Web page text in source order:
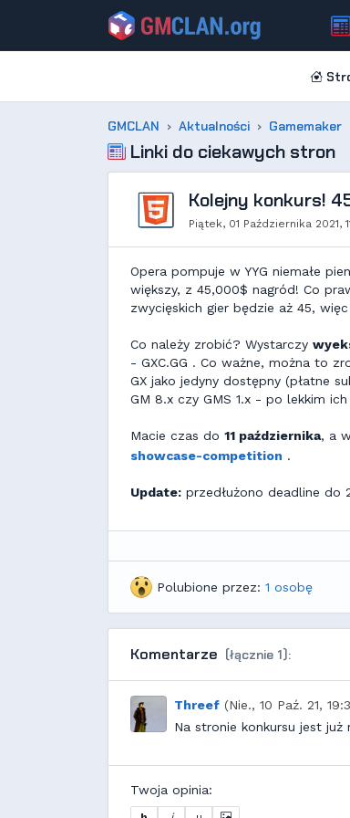
GMCLAN Aktualności Gamemaker
Linki do ciekawych stron
Kolejny konkurs!
Piątek, 01 Października 2021,
Opera pompuje w YYG niemałe
większy, z 45,000$ nagród! Co
zwycięskich gier będzie aż 45,
Co należy zrobić? Wystarczy
- GXC.GG . Co ważne, można to
GX jako jedyny dostępny (płatne
GM 8.x czy GMS 1.x - po lekkim
Macie czas do 11 października, a
showcase-competition .
Update: przedłużono deadline do
Polubione przez: 1 osobę
Komentarze (łącznie 1):
Threef (Nie., 10 Paź. 21,
Na stronie konkursu jest już
Twoja opinia: